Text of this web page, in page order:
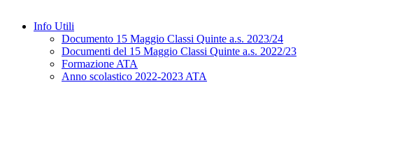
Info Utili
Documento 15 Maggio Classi Quinte a.s. 2023/24
Documenti del 15 Maggio Classi Quinte a.s. 2022/23
Formazione ATA
Anno scolastico 2022-2023 ATA